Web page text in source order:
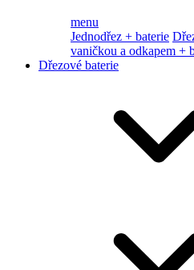
menu
Jednodřez + baterie
vaničkou a odkapem +
Dřezové baterie